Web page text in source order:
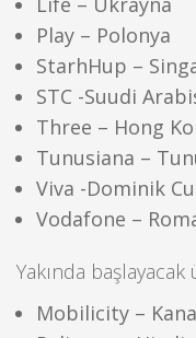
Play – Polonya
StarhHup –
STC -Suudi
Three – Hong
Tunusiana –
Viva -Dominik
Vodafone –
Yakında
Mobilicity –